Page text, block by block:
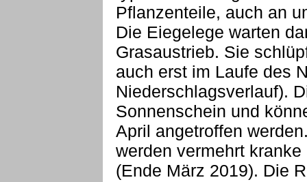
Pflanzenteile, auch an
Die Eiegelege warten
Grasaustrieb. Sie
auch erst im Laufe des
Niederschlagsverlauf).
Sonnenschein und
April angetroffen
werden vermehrt
(Ende März 2019). Die